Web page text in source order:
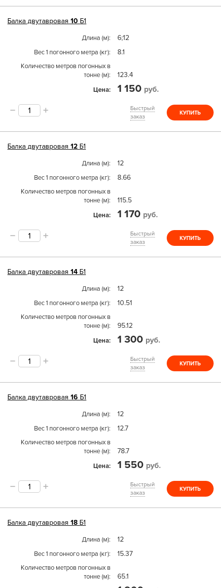
Балка двутавровая 10 Б1
Длина (м) 6;12
Вес 1 погонного метра (кг) 8.1
Количество метров погонных в
тонне (м)
123.4
Цена 1 150 руб.
Быстрый
заказ
КУПИТЬ
Балка двутавровая 12 Б1
Длина (м) 12
Вес 1 погонного метра (кг) 8.66
Количество метров погонных в
тонне (м)
115.5
Цена 1 170 руб.
Быстрый
заказ
КУПИТЬ
Балка двутавровая 14 Б1
Длина (м) 12
Вес 1 погонного метра (кг) 10.51
Количество метров погонных в
тонне (м)
95.12
Цена 1 300 руб.
Быстрый
заказ
КУПИТЬ
Балка двутавровая 16 Б1
Длина (м) 12
Вес 1 погонного метра (кг) 12.7
Количество метров погонных в
тонне (м)
78.7
Цена 1 550 руб.
Быстрый
заказ
КУПИТЬ
Балка двутавровая 18 Б1
Длина (м) 12
Вес 1 погонного метра (кг) 15.37
Количество метров погонных в
тонне (м)
65.1